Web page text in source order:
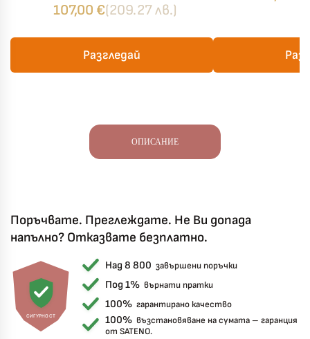
107,00 €(209.27 лв.)
Разгледай
ОПИСАНИЕ
Поръчвате. Преглеждате. Не Ви допада
напълно? Отказвате безплатно.
СИГУРНОСТ
Над 8 800 завършени поръчки
Под 1% върнати пратки
100% гарантирано качество
100% възстановяване на сумата – гаранция
от SATENO.